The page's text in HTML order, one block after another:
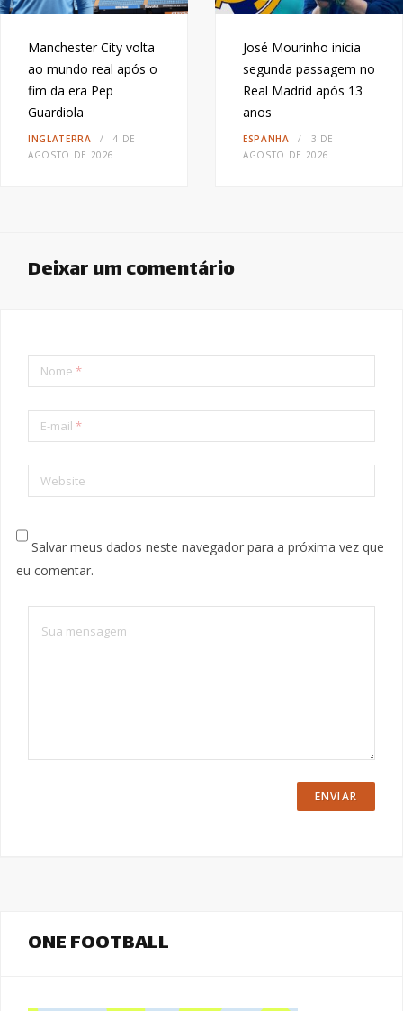
Manchester City volta
ao mundo real após o
fim da era Pep
Guardiola
INGLATERRA
4 DE
AGOSTO DE 2026
José Mourinho inicia
segunda passagem no
Real Madrid após 13
anos
ESPANHA
3 DE
AGOSTO DE 2026
Deixar um comentário
Nome *
E-mail *
Website
Salvar meus dados neste navegador para a próxima vez que
eu comentar.
ONE FOOTBALL